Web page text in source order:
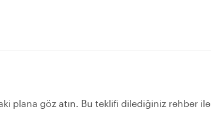
plana göz atın. Bu teklifi dilediğiniz rehber ile